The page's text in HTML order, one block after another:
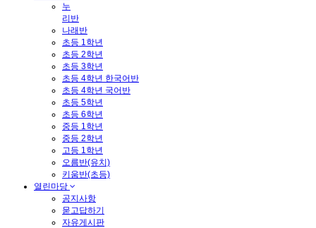
누
리반
나래반
초등 1학년
초등 2학년
초등 3학년
초등 4학년 한국어반
초등 4학년 국어반
초등 5학년
초등 6학년
중등 1학년
중등 2학년
고등 1학년
오름반(유치)
키움반(초등)
열린마당
공지사항
묻고답하기
자유게시판